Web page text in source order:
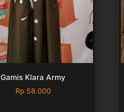
Gamis Klara Army
Rp 58.000